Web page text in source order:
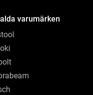
varumärken